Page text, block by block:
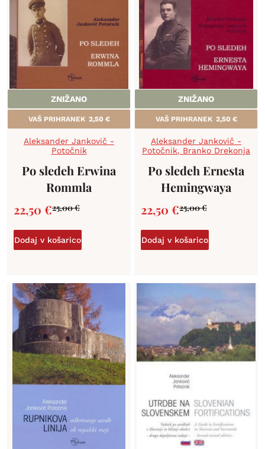
ZNIŽANO
VAŠ PRIHRANEK 2,50 €
Aleksander Jankovič -
Potočnik
Po sledeh Erwina
Rommla
25,00€
22,50 €
Dodaj v košarico
ZNIŽANO
VAŠ PRIHRANEK 2,50 €
Aleksander Jankovič -
Potočnik, Branko Drekonja
Po sledeh Ernesta
Hemingwaya
25,00€
22,50 €
Dodaj v košarico